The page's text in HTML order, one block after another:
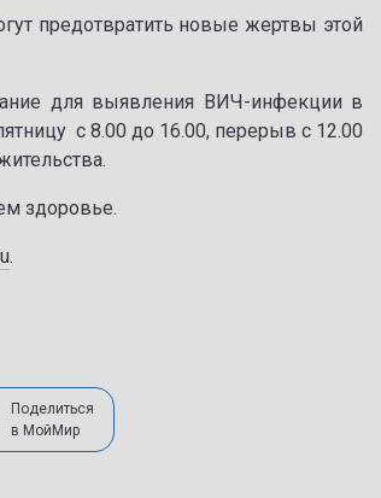
предотвратить новые жертвы этой
для выявления ВИЧ-инфекции в
с 8.00 до 16.00, перерыв с 12.00
здоровье.
.
Поделиться
в МойМир